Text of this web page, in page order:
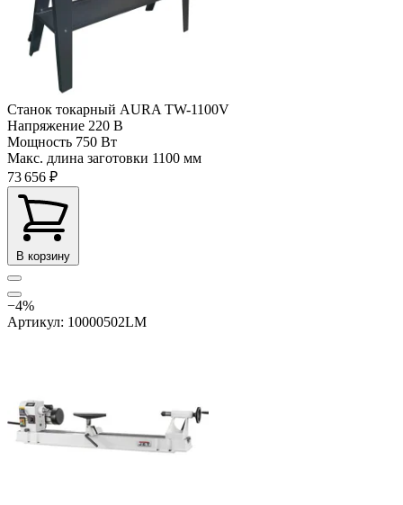
Станок токарный AURA TW-1100V
Напряжение 220 В
Мощность 750 Вт
Макс. длина заготовки 1100 мм
73 656 ₽
В корзину
−4%
Артикул: 10000502LM